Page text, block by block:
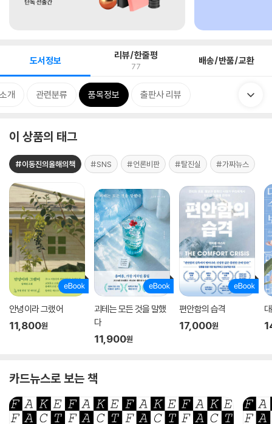
도서정보 리뷰/한줄평
77 배송/반품/교환
개 관련분류 품목정보 출판사 리뷰
이 상품의 태그
#이동진의올해의책 #SNS #언론비판 #탈진실 #가짜뉴스
안녕이라 그랬어
11,800원
괴테는 모든 것을 말했
다
11,900원
편안함의 습격
17,000원
카드뉴스로 보는 책